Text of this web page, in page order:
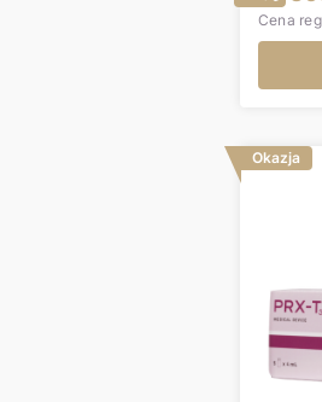
Cena
Okazja